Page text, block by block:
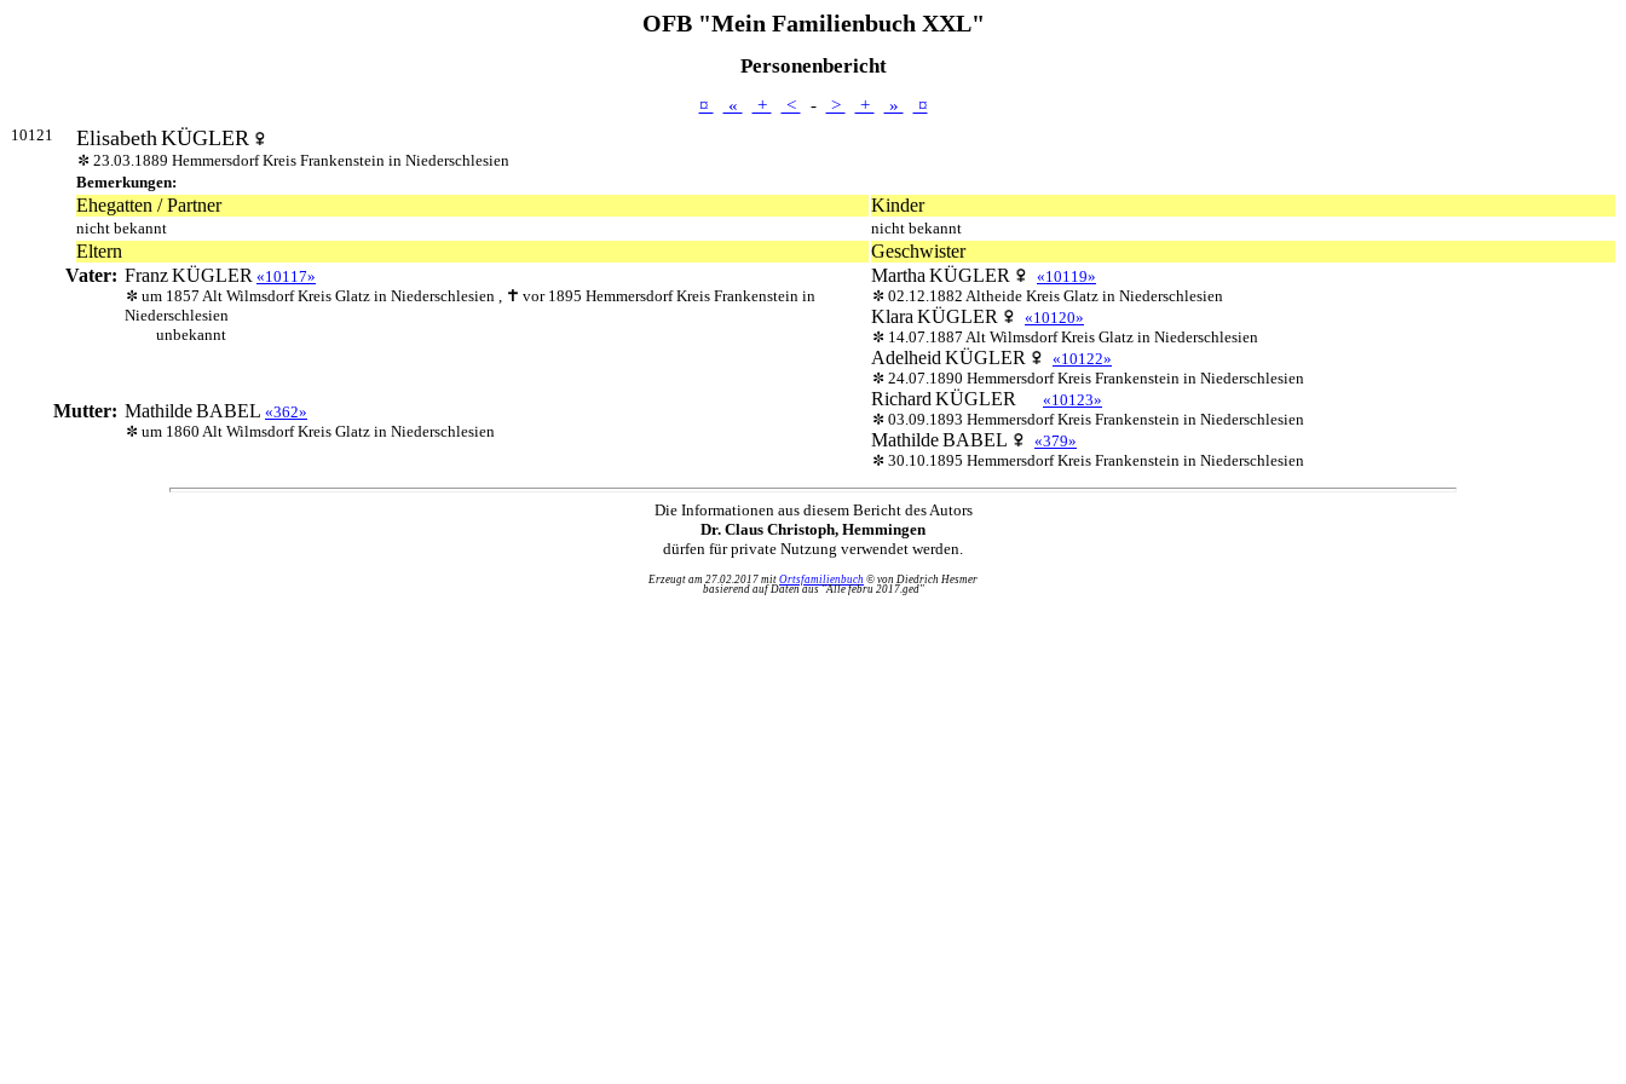
OFB "Mein Familienbuch XXL"
Personenbericht
¤ « + < - > + » ¤
10121 ElisabethKÜGLER
23.03.1889 Hemmersdorf Kreis Frankenstein in Niederschlesien
Bemerkungen:
Ehegatten / Partner Kinder
nicht bekannt nicht bekannt
Eltern
Geschwister
Vater: FranzKÜGLER «10117»
um 1857 Alt Wilmsdorf Kreis Glatz in Niederschlesien ,
vor 1895 Hemmersdorf Kreis Frankenstein in
Niederschlesien
unbekannt
Martha KÜGLER
«10119»
02.12.1882 Altheide Kreis Glatz in Niederschlesien
Klara KÜGLER
«10120»
14.07.1887 Alt Wilmsdorf Kreis Glatz in Niederschlesien
Adelheid KÜGLER
«10122»
24.07.1890 Hemmersdorf Kreis Frankenstein in Niederschlesien
Richard KÜGLER
«10123»
03.09.1893 Hemmersdorf Kreis Frankenstein in Niederschlesien
MathildeBABEL
«379»
30.10.1895 Hemmersdorf Kreis Frankenstein in Niederschlesien
Mutter: MathildeBABEL «362»
um 1860 Alt Wilmsdorf Kreis Glatz in Niederschlesien
Die Informationen aus diesem Bericht des Autors
Dr. Claus Christoph, Hemmingen
dürfen für private Nutzung verwendet werden.
Erzeugt am 27.02.2017 mit Ortsfamilienbuch © von Diedrich Hesmer
basierend auf Daten aus "Alle febru 2017.ged"